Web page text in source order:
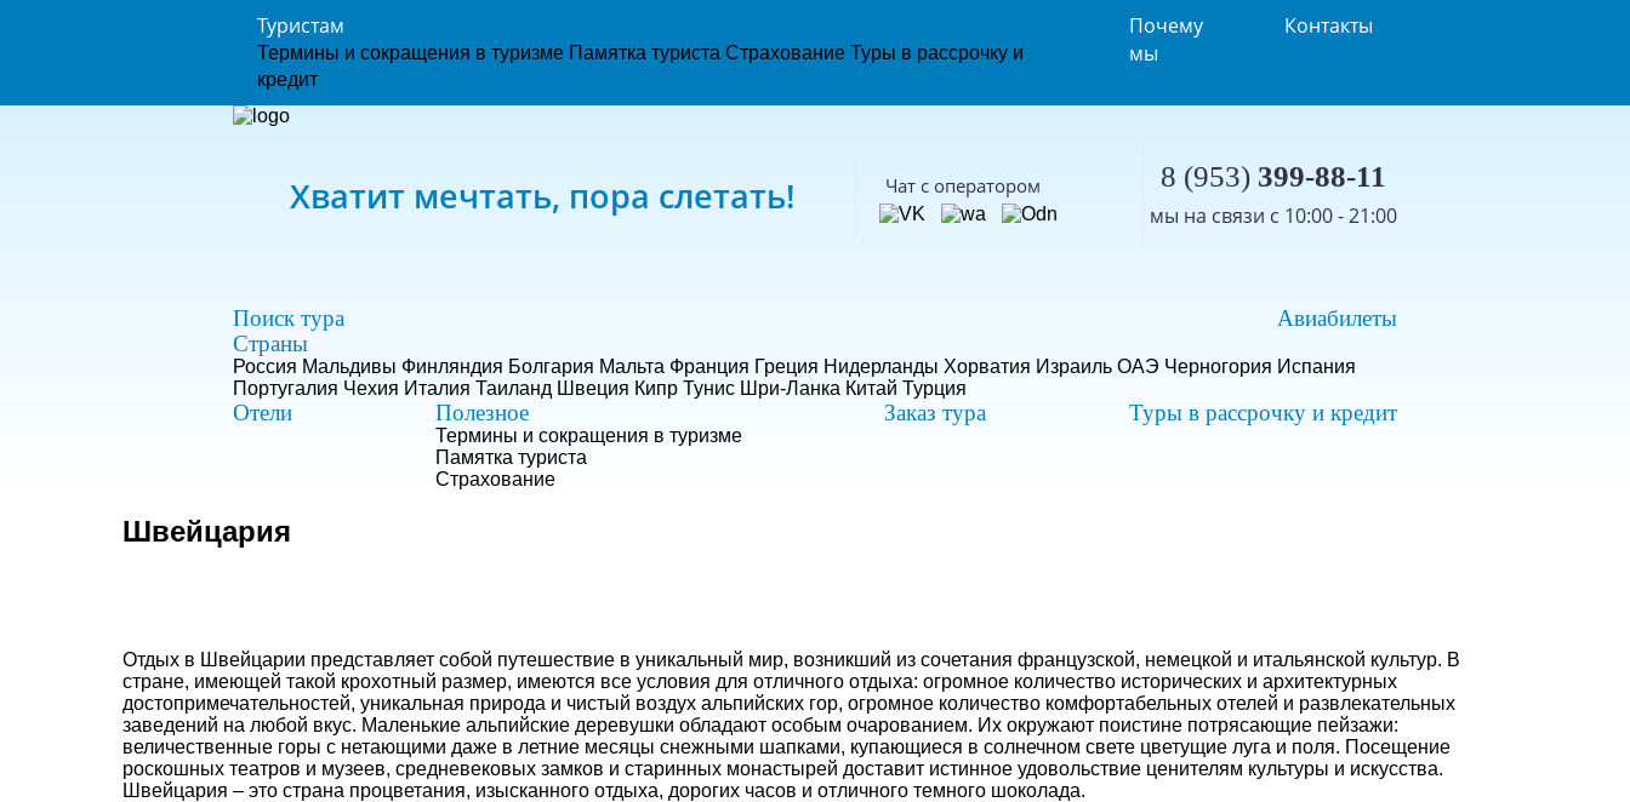
Туристам
Термины и сокращения в туризме Памятка туриста Страхование Туры в рассрочку и
кредит
Почему
мы
Контакты
Хватит мечтать, пора слетать! Чат с оператором 8 (953) 399-88-11
мы на связи с 10:00 - 21:00
Поиск тура
Авиабилеты
Страны
Россия Мальдивы Финляндия Болгария Мальта Франция Греция Нидерланды Хорватия Израиль ОАЭ Черногория Испания
Португалия Чехия Италия Таиланд Швеция Кипр Тунис Шри-Ланка Китай Турция
Отели Полезное
Термины и сокращения в туризме
Памятка туриста
Страхование
Заказ тура Туры в рассрочку и кредит
Швейцария
Отдых в Швейцарии представляет собой путешествие в уникальный мир, возникший из сочетания французской, немецкой и итальянской культур. В
стране, имеющей такой крохотный размер, имеются все условия для отличного отдыха: огромное количество исторических и архитектурных
достопримечательностей, уникальная природа и чистый воздух альпийских гор, огромное количество комфортабельных отелей и развлекательных
заведений на любой вкус. Маленькие альпийские деревушки обладают особым очарованием. Их окружают поистине потрясающие пейзажи:
величественные горы с нетающими даже в летние месяцы снежными шапками, купающиеся в солнечном свете цветущие луга и поля. Посещение
роскошных театров и музеев, средневековых замков и старинных монастырей доставит истинное удовольствие ценителям культуры и искусства.
Швейцария – это страна процветания, изысканного отдыха, дорогих часов и отличного темного шоколада.